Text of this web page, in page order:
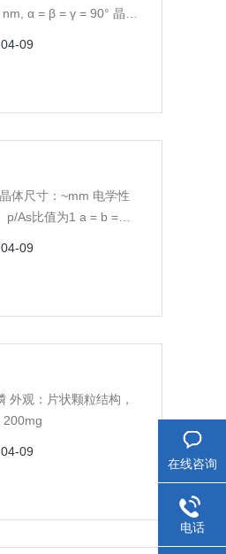
α = β = γ = 90° 晶体
09
体尺寸：~mm 电学性
p/As比值为1 a = b =
09
外观：片状颗粒结构，
200mg
09
在线咨询
电话